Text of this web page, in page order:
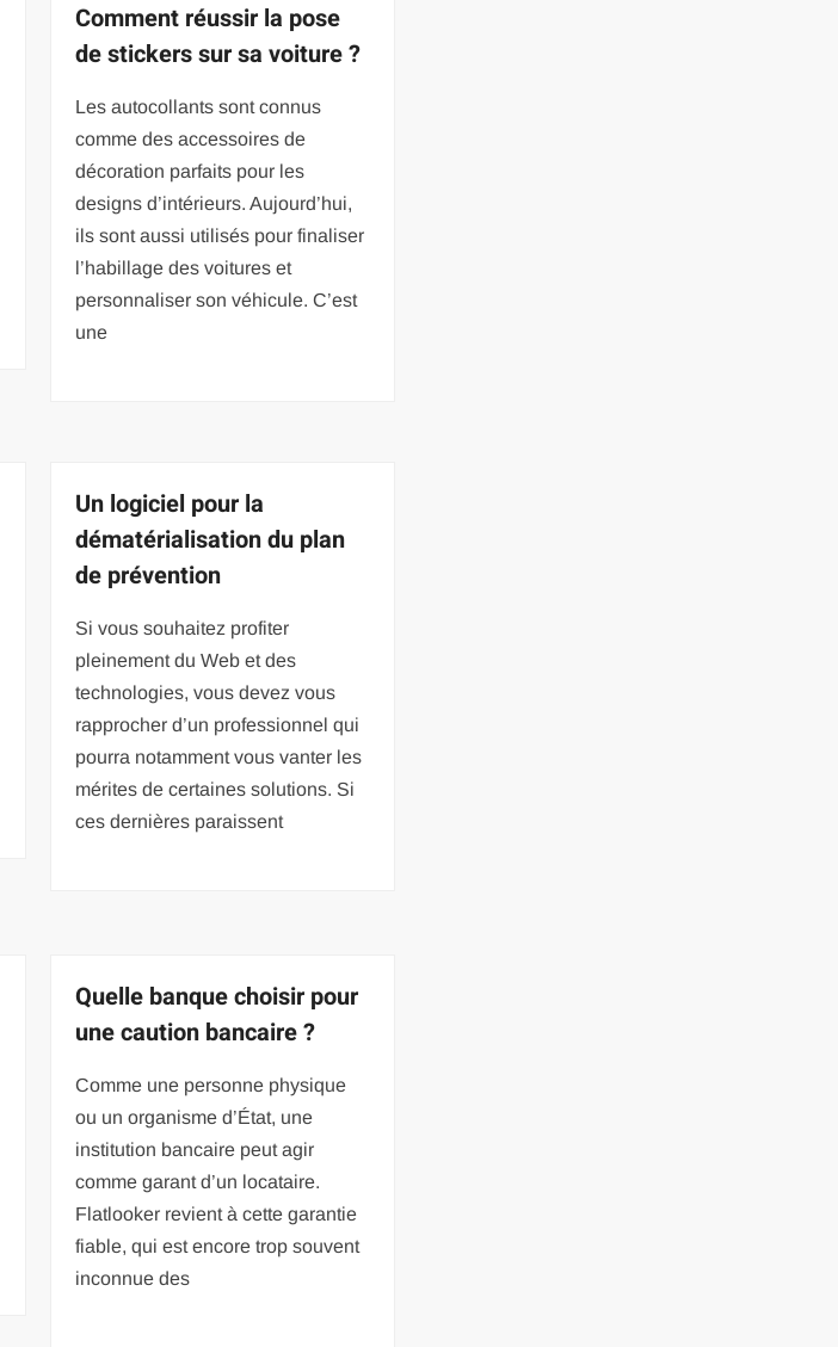
Comment réussir la pose
de stickers sur sa voiture ?
Les autocollants sont connus
comme des accessoires de
décoration parfaits pour les
designs d’intérieurs. Aujourd’hui,
ils sont aussi utilisés pour finaliser
l’habillage des voitures et
personnaliser son véhicule. C’est
une
Un logiciel pour la
dématérialisation du plan
de prévention
Si vous souhaitez profiter
pleinement du Web et des
technologies, vous devez vous
rapprocher d’un professionnel qui
pourra notamment vous vanter les
mérites de certaines solutions. Si
ces dernières paraissent
Quelle banque choisir pour
une caution bancaire ?
Comme une personne physique
ou un organisme d’État, une
institution bancaire peut agir
comme garant d’un locataire.
Flatlooker revient à cette garantie
fiable, qui est encore trop souvent
inconnue des